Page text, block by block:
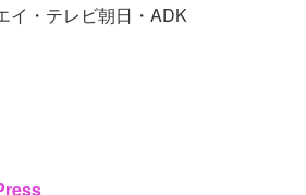
・テレビ朝日・ADK